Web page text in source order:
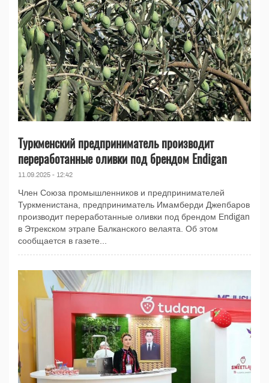
Туркменский предприниматель производит
переработанные оливки под брендом Endigan
11.09.2025 - 12:42
Член Союза промышленников и предпринимателей
Туркменистана, предприниматель Имамберди Джепбаров
производит переработанные оливки под брендом Endigan
в Этрекском этрапе Балканского велаята. Об этом
сообщается в газете...